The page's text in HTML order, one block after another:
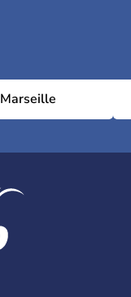
Marseille